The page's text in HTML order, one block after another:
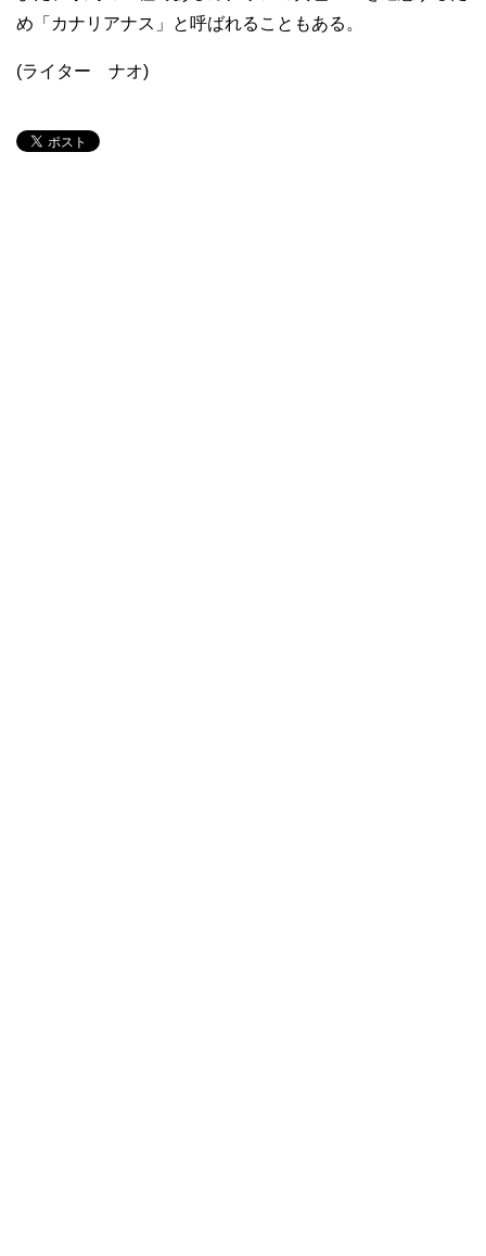
め「カナリアナス」と呼ばれることもある。
(ライター ナオ)